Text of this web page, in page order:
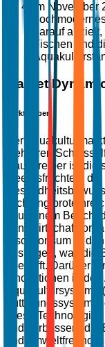
Im November
darauf
Fischen und
Market
Markttreiber
Der
mehreren
Haupttreiber ist die
Meeresfrüchten,
Richtung
Laut einem Bericht
Fischkonsum in
gestiegen, was die
übertrifft. Darüber
Innovationen in
Aquakultursysteme
Diese
und verbessern die
und